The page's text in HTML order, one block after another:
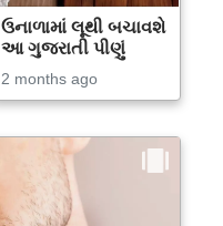
ઉનાળામાં લૂથી બચાવશે
આ ગુજરાતી પીણું
2 months ago